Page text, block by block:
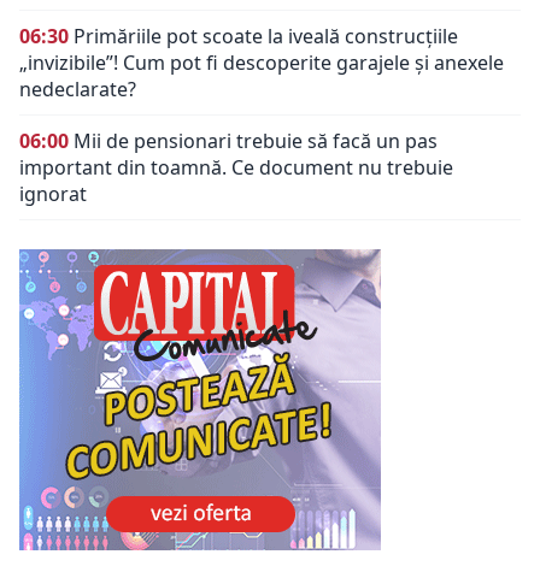
06:30 Primăriile pot scoate la iveală construcțiile
„invizibile”! Cum pot fi descoperite garajele și anexele
nedeclarate?
06:00 Mii de pensionari trebuie să facă un pas
important din toamnă. Ce document nu trebuie
ignorat